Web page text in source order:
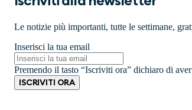
Le notizie più importanti, tutte le settimane,
Inserisci la tua email
Premendo il tasto “Iscriviti ora” dichiaro di
ISCRIVITI ORA